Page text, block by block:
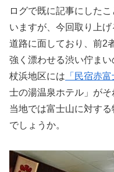
ログで既に記事にした
いますが、今回取り上
道路に面しており、前2
強く漂わせる渋い佇ま
杖浜地区には 「民宿赤富
士の湯温泉ホテル」がそ
当地では富士山に対す
でしょうか。